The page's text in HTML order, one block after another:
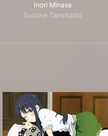
Inori Minase
Suzune Tanahashi